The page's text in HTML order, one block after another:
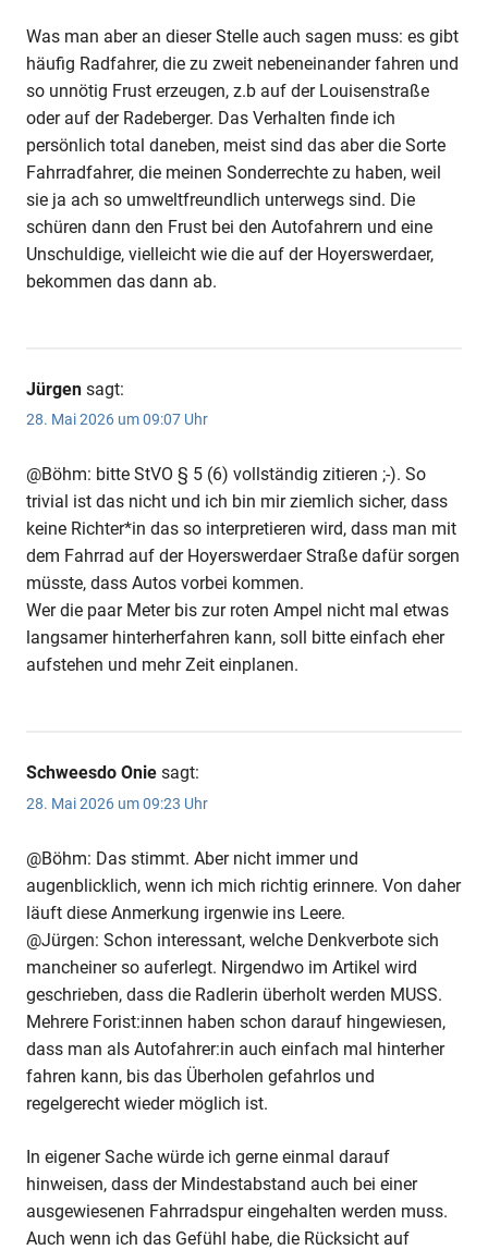
Was man aber an dieser Stelle auch sagen muss: es gibt
häufig Radfahrer, die zu zweit nebeneinander fahren und
so unnötig Frust erzeugen, z.b auf der Louisenstraße
oder auf der Radeberger. Das Verhalten finde ich
persönlich total daneben, meist sind das aber die Sorte
Fahrradfahrer, die meinen Sonderrechte zu haben, weil
sie ja ach so umweltfreundlich unterwegs sind. Die
schüren dann den Frust bei den Autofahrern und eine
Unschuldige, vielleicht wie die auf der Hoyerswerdaer,
bekommen das dann ab.
Jürgen sagt:
28. Mai 2026 um 09:07 Uhr
@Böhm: bitte StVO § 5 (6) vollständig zitieren ;-). So
trivial ist das nicht und ich bin mir ziemlich sicher, dass
keine Richter*in das so interpretieren wird, dass man mit
dem Fahrrad auf der Hoyerswerdaer Straße dafür sorgen
müsste, dass Autos vorbei kommen.
Wer die paar Meter bis zur roten Ampel nicht mal etwas
langsamer hinterherfahren kann, soll bitte einfach eher
aufstehen und mehr Zeit einplanen.
Schweesdo Onie sagt:
28. Mai 2026 um 09:23 Uhr
@Böhm: Das stimmt. Aber nicht immer und
augenblicklich, wenn ich mich richtig erinnere. Von daher
läuft diese Anmerkung irgenwie ins Leere.
@Jürgen: Schon interessant, welche Denkverbote sich
mancheiner so auferlegt. Nirgendwo im Artikel wird
geschrieben, dass die Radlerin überholt werden MUSS.
Mehrere Forist:innen haben schon darauf hingewiesen,
dass man als Autofahrer:in auch einfach mal hinterher
fahren kann, bis das Überholen gefahrlos und
regelgerecht wieder möglich ist.
In eigener Sache würde ich gerne einmal darauf
hinweisen, dass der Mindestabstand auch bei einer
ausgewiesenen Fahrradspur eingehalten werden muss.
Auch wenn ich das Gefühl habe, die Rücksicht auf